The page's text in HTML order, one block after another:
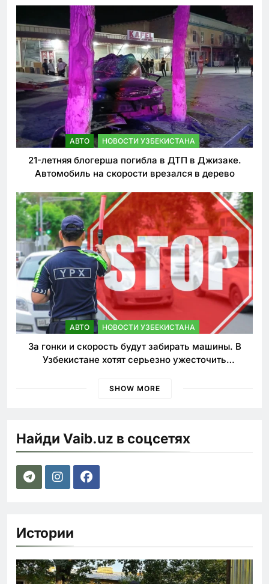
АВТО НОВОСТИ УЗБЕКИСТАНА
21-летняя блогерша погибла в ДТП в Джизаке.
Автомобиль на скорости врезался в дерево
АВТО НОВОСТИ УЗБЕКИСТАНА
За гонки и скорость будут забирать машины. В
Узбекистане хотят серьезно ужесточить
SHOW MORE
Найди Vaib.uz в соцсетях
Истории